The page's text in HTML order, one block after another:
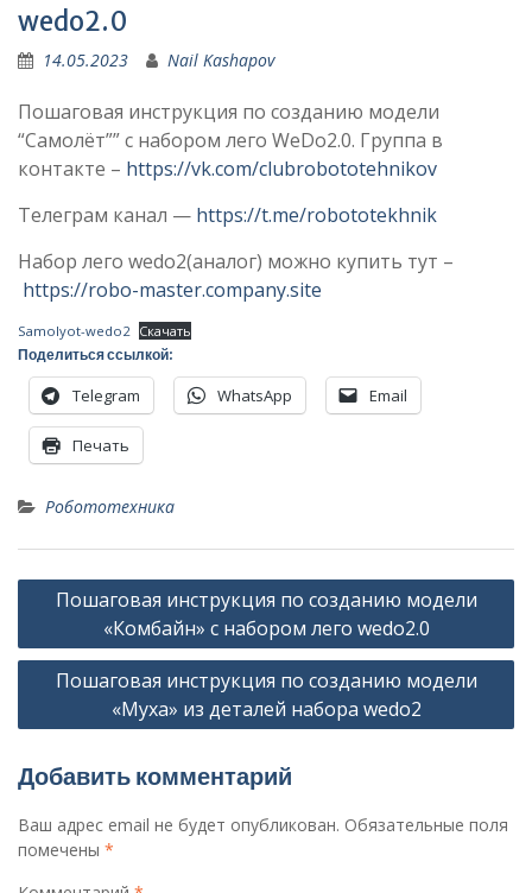
wedo2.0
14.05.2023 Nail Kashapov
Пошаговая инструкция по созданию модели
“Самолёт”” с набором лего WeDo2.0. Группа в
контакте – https://vk.com/clubrobototehnikov
Телеграм канал — https://t.me/robototekhnik
Набор лего wedo2(аналог) можно купить тут –
https://robo-master.company.site
Samolyot-wedo2 Скачать
Поделиться ссылкой:
Telegram WhatsApp Email
Печать
Робототехника
Навигация
записям
Пошаговая инструкция по созданию модели
«Комбайн» с набором лего wedo2.0
Пошаговая инструкция по созданию модели
«Муха» из деталей набора wedo2
Добавить комментарий
Ваш адрес email не будет опубликован. Обязательные поля
помечены *